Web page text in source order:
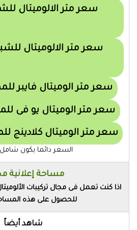
سعر متر الالوميتال
سعر متر الالوميتال
سعر متر الوميتال فايبر للمطابخ
سعر متر الوميتال يو فى للمطابخ
سعر متر الوميتال كلادينج للمطابخ
السعر دائما يكون شامل
مساحة إعلانية
اذا كنت تعمل فى مجال تركيبات
للحصول على هذه المساحة
شاهد أيضاً